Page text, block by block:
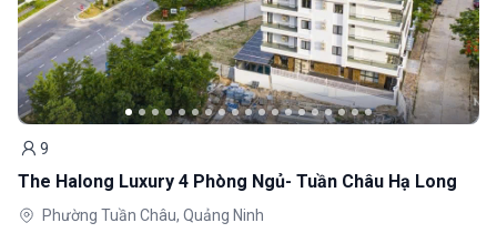
Khách
9
The Halong Luxury 4 Phòng Ngủ- Tuần Châu Hạ Long
Phường Tuần Châu, Quảng Ninh